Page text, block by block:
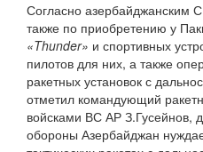
Согласно азербайджанским
также по приобретению у
«Thunder» и спортивных
пилотов для них, а также
ракетных установок с
отметил командующий
войсками ВС АР З.Гусейнов,
обороны Азербайджан